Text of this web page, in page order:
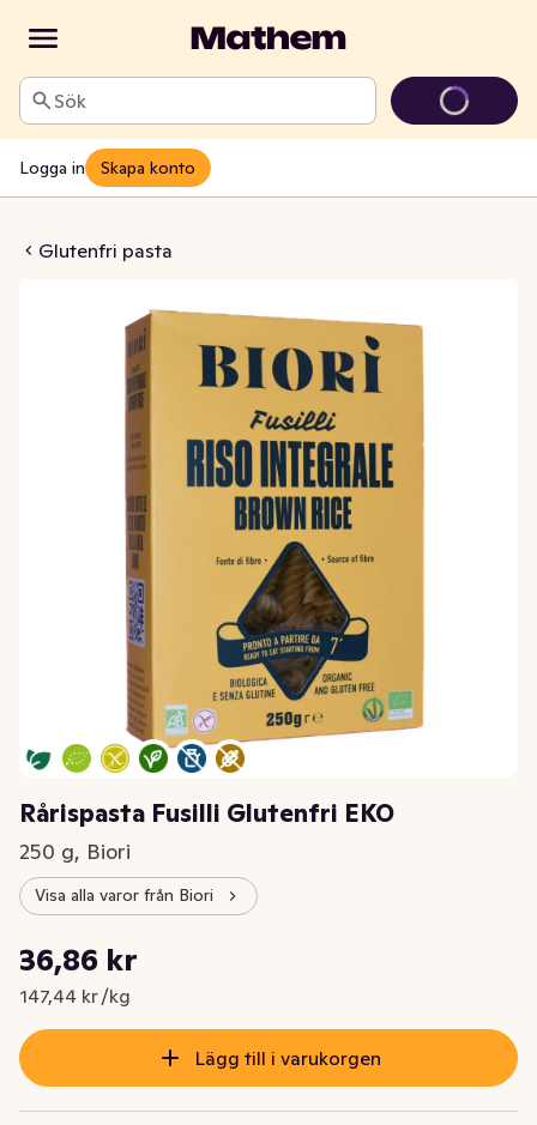
Sök
Logga in Skapa konto
Glutenfri pasta
Glutenfri EKO
Rårispasta Fusilli Glutenfri EKO
250 g, Biori
Visa alla varor från Biori
Nuvarande pris är: 36,86 kr
36,86 kr
147,44 kr /kg
Styckpris: 147,44 kr /kg
Lägg till i varukorgen